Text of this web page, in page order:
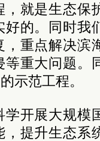
就是生态保
的。同时我
重点解决滨
重大问题。
示范工程。
学开展大规模
提升生态系